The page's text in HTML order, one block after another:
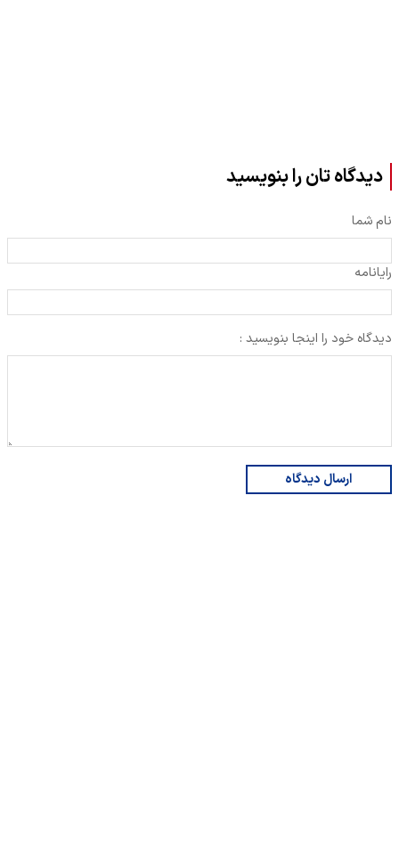
دیدگاه تان را بنویسید
نام شما
رایانامه
دیدگاه خود را اینجا بنویسید :
ارسال دیدگاه